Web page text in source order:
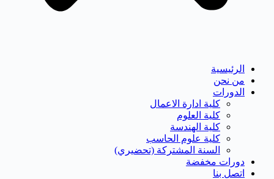
الرئيسية
من نحن
الدورات
كلية ادارة الاعمال
كلية العلوم
كلية الهندسة
كلية علوم الحاسب
السنة المشتركة (تحضيري)
دورات مخفضة
اتصل بنا